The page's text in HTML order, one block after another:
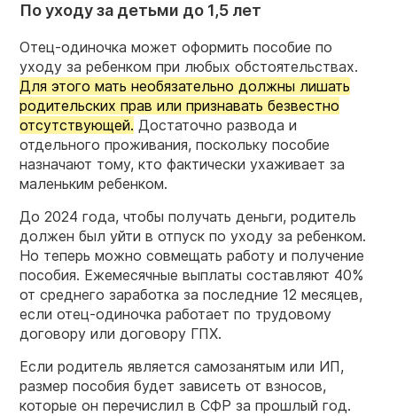
По уходу за детьми до 1,5 лет
Отец-одиночка может оформить пособие по
уходу за ребенком при любых обстоятельствах.
Для этого мать необязательно должны лишать
родительских прав или признавать безвестно
отсутствующей. Достаточно развода и
отдельного проживания, поскольку пособие
назначают тому, кто фактически ухаживает за
маленьким ребенком.
До 2024 года, чтобы получать деньги, родитель
должен был уйти в отпуск по уходу за ребенком.
Но теперь можно совмещать работу и получение
пособия. Ежемесячные выплаты составляют 40%
от среднего заработка за последние 12 месяцев,
если отец-одиночка работает по трудовому
договору или договору ГПХ.
Если родитель является самозанятым или ИП,
размер пособия будет зависеть от взносов,
которые он перечислил в СФР за прошлый год.